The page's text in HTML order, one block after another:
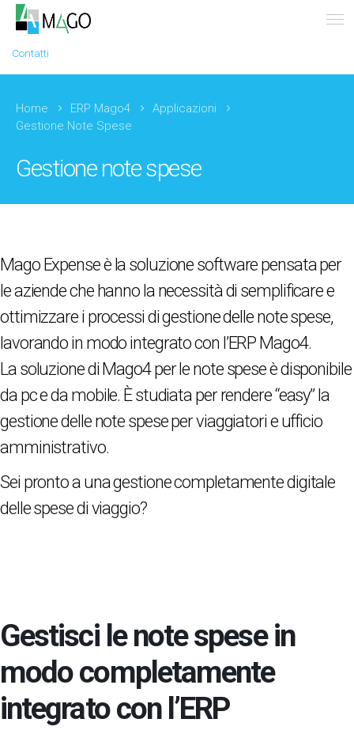
Contatti
Home ERP Mago4
Applicazioni
Gestione Note Spese
Gestione note spese
Mago Expense è la soluzione software pensata per
le aziende che hanno la necessità di semplificare e
ottimizzare i processi di gestione delle note spese,
lavorando in modo integrato con l’ERP Mago4.
La soluzione di Mago4 per le note spese è disponibile
da pc e da mobile. È studiata per rendere “easy” la
gestione delle note spese per viaggiatori e ufficio
amministrativo.
Sei pronto a una gestione completamente digitale
delle spese di viaggio?
Gestisci le note spese in
modo completamente
integrato con l’ERP